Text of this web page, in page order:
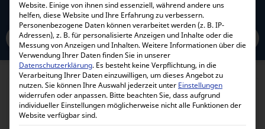
ASS030560500
Home Alle Produkte Zubehör Kabel Datenkabel
Victron Energy 3 poliges Verlängerungskabel 5m für Lithium Smart Akkus
(2 Stück Packung) ASS030560500
Website. Einige von ihnen sind essenziell, während andere uns
helfen, diese Website und Ihre Erfahrung zu verbessern.
Personenbezogene Daten können verarbeitet werden (z. B. IP-
Adressen), z. B. für personalisierte Anzeigen und Inhalte oder die
Messung von Anzeigen und Inhalten.Weitere Informationen über die
Verwendung Ihrer Daten finden Sie in unserer
Datenschutzerklärung. Es besteht keine Verpflichtung, in die
Verarbeitung Ihrer Daten einzuwilligen, um dieses Angebot zu
nutzen.Sie können Ihre Auswahl jederzeit unter Einstellungen
widerrufen oder anpassen. Bitte beachten Sie, dass aufgrund
individueller Einstellungen möglicherweise nicht alle Funktionen der
Website verfügbar sind.